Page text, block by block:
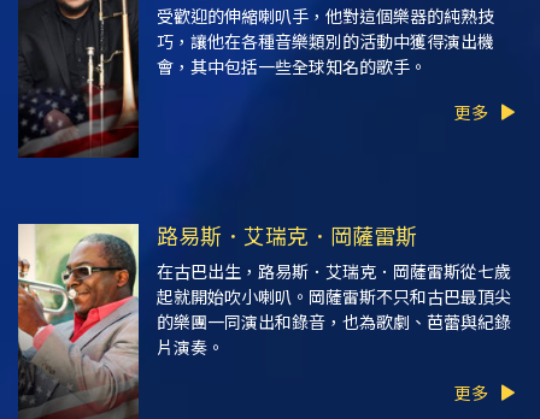
受歡迎的伸縮喇叭手，他對這個樂器的純熟技
巧，讓他在各種音樂類別的活動中獲得演出機
會，其中包括一些全球知名的歌手。
更多
路易斯．艾瑞克．岡薩雷斯
在古巴出生，路易斯．艾瑞克．岡薩雷斯從七歲
起就開始吹小喇叭。岡薩雷斯不只和古巴最頂尖
的樂團一同演出和錄音，也為歌劇、芭蕾與紀錄
片演奏。
更多